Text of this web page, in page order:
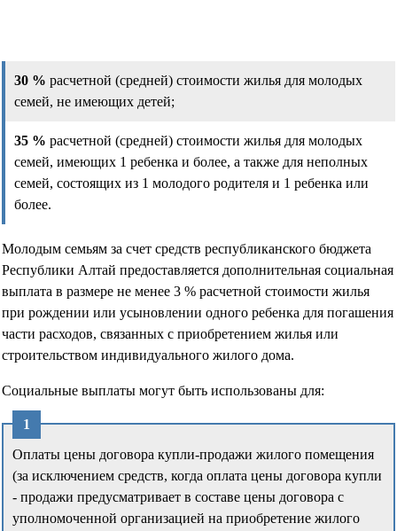
30 % расчетной (средней) стоимости жилья для молодых
семей, не имеющих детей;
35 % расчетной (средней) стоимости жилья для молодых
семей, имеющих 1 ребенка и более, а также для неполных
семей, состоящих из 1 молодого родителя и 1 ребенка или
более.
Молодым семьям за счет средств республиканского бюджета
Республики Алтай предоставляется дополнительная социальная
выплата в размере не менее 3 % расчетной стоимости жилья
при рождении или усыновлении одного ребенка для погашения
части расходов, связанных с приобретением жилья или
строительством индивидуального жилого дома.
Социальные выплаты могут быть использованы для:
Оплаты цены договора купли-продажи жилого помещения
(за исключением средств, когда оплата цены договора купли
- продажи предусматривает в составе цены договора с
уполномоченной организацией на приобретение жилого